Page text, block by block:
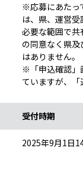
※応募にあたっ
は、県、運営
必要な範囲で
の同意なく県
はありません。
※「申込確認」
ていますが、「
受付時期
2025年9月1日